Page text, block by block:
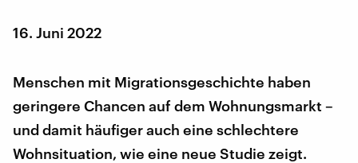
16. Juni 2022
Menschen mit Migrationsgeschichte haben
geringere Chancen auf dem Wohnungsmarkt –
und damit häufiger auch eine schlechtere
Wohnsituation, wie eine neue Studie zeigt.